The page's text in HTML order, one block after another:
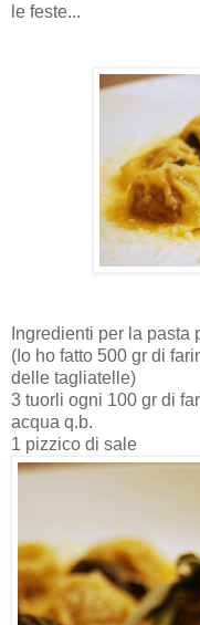
le feste...
Ingredienti per la pasta
(Io ho fatto 500 gr di
delle tagliatelle)
3 tuorli ogni 100 gr di
acqua q.b.
1 pizzico di sale